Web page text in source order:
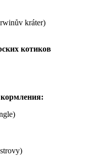
kráter)
котиков